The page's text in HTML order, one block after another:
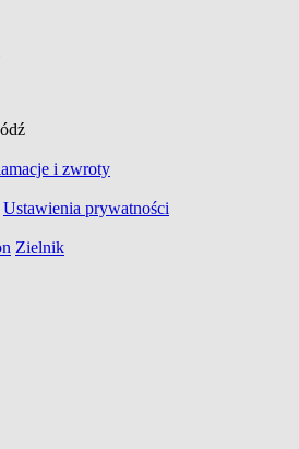
i zwroty
Ustawienia prywatności
Zielnik